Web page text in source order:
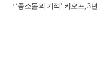
‘중소돌의 기적’ 키오프, 3